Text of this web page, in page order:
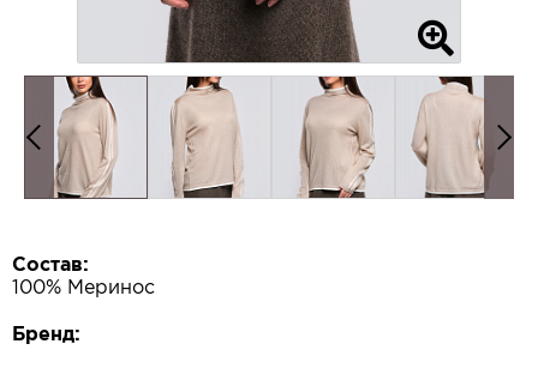
Состав:
100% Меринос
Бренд: